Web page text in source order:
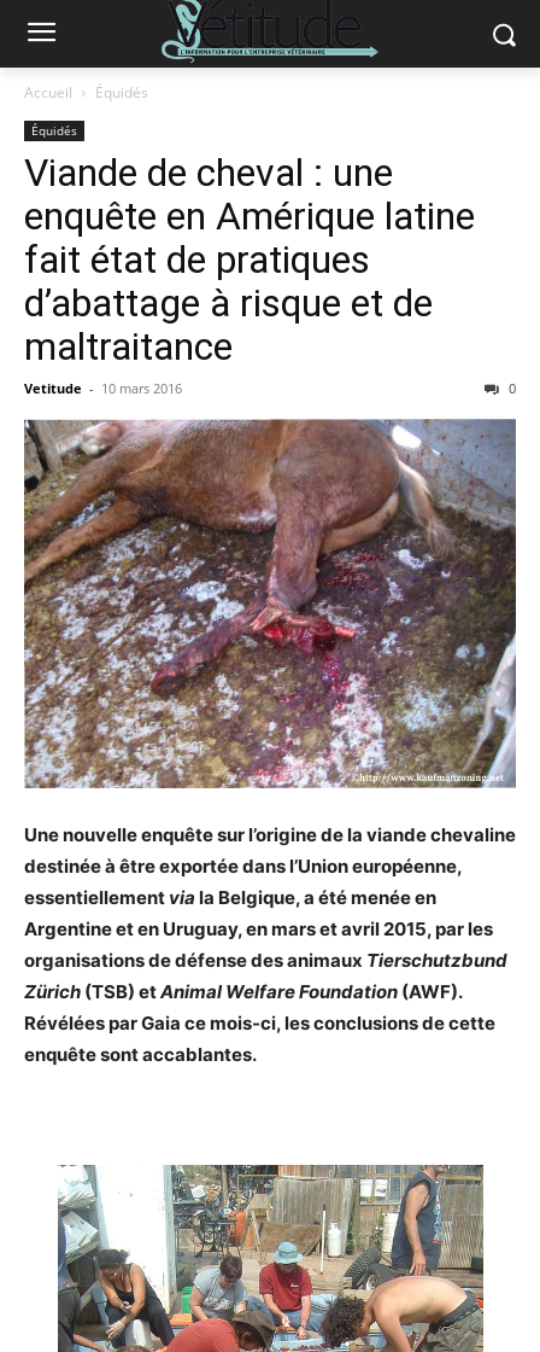
Accueil Équidés
Équidés
Viande de cheval : une
enquête en Amérique latine
fait état de pratiques
d’abattage à risque et de
maltraitance
Vetitude - 10 mars 2016 0
Une nouvelle enquête sur l’origine de la viande chevaline
destinée à être exportée dans l’Union européenne,
essentiellement via la Belgique, a été menée en
Argentine et en Uruguay, en mars et avril 2015, par les
organisations de défense des animaux Tierschutzbund
Zürich (TSB) etAnimal Welfare Foundation (AWF).
Révélées par Gaia ce mois-ci, les conclusions de cette
enquête sont accablantes.